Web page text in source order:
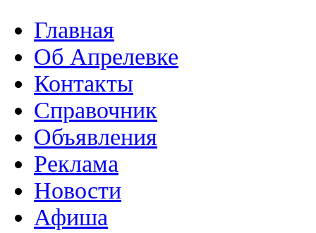
Главная
Об Апрелевке
Контакты
Справочник
Объявления
Реклама
Новости
Афиша